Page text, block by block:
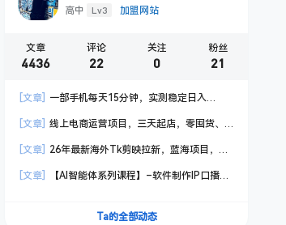
高中 Lv3 加盟网站
文章
4436
评论
22
关注
0
粉丝
21
[文章]
一部手机每天15分钟，实测稳定日入
[文章]
线上电商运营项目，三天起店，零囤货、
作战规划
[文章]
26年最新海外Tk剪映拉新，蓝海项目，会
[文章]
【AI智能体系列课程】–软件制作IP口播视
频，轻松起号，日入1000+
Ta的全部动态